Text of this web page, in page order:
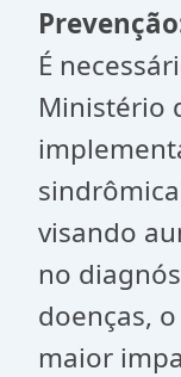
É
Ministério
visando
no
doenças,
maior